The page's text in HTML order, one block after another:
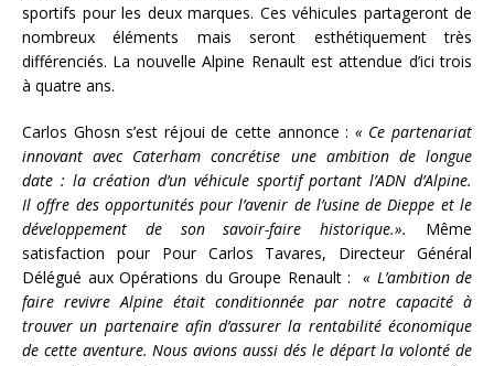
sportifs pour les deux marques. Ces véhicules partageront de
nombreux éléments mais seront esthétiquement très
différenciés. La nouvelle Alpine Renault est attendue d’ici trois
à quatre ans.
Carlos Ghosn s’est réjoui de cette annonce : « Ce partenariat
innovant avec Caterham concrétise une ambition de longue
date : la création d’un véhicule sportif portant l’ADN d’Alpine.
Il offre des opportunités pour l’avenir de l’usine de Dieppe et le
développement de son savoir-faire historique.». Même
satisfaction pour Pour Carlos Tavares, Directeur Général
Délégué aux Opérations du Groupe Renault :
« L’ambition de
faire revivre Alpine était conditionnée par notre capacité à
trouver un partenaire afin d’assurer la rentabilité économique
de cette aventure. Nous avions aussi dés le départ la volonté de